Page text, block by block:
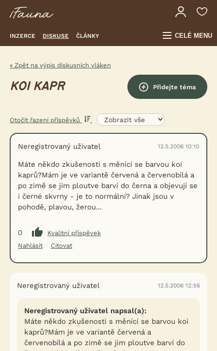
INZERCE DISKUSE ČLÁNKY CELÉ MENU
« Zpět na výpis diskusních vláken
KOI KAPR Přidejte téma
Otočit řazení příspěvků
Neregistrovaný uživatel 12.5.2006 10:10
Máte někdo zkušenosti s měnící se barvou koi
kaprů?Mám je ve variantě červená a červenobílá a
po zimě se jim ploutve barví do černa a objevují se
i černé skvrny - je to normální? Jinak jsou v
pohodě, plavou, žerou...
0
Kvalitní příspěvek
Nahlásit
Citovat
Neregistrovaný uživatel 12.5.2006 12:56
Neregistrovaný uživatel napsal(a):
Máte někdo zkušenosti s měnící se barvou koi
kaprů?Mám je ve variantě červená a
červenobílá a po zimě se jim ploutve barví do